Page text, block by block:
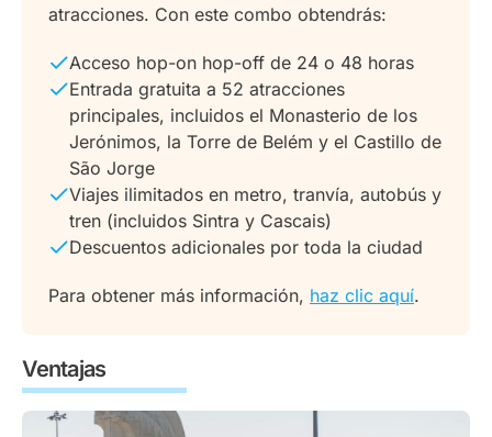
atracciones. Con este combo obtendrás:
Acceso hop-on hop-off de 24 o 48 horas
Entrada gratuita a 52 atracciones
principales, incluidos el Monasterio de los
Jerónimos, la Torre de Belém y el Castillo de
São Jorge
Viajes ilimitados en metro, tranvía, autobús y
tren (incluidos Sintra y Cascais)
Descuentos adicionales por toda la ciudad
Para obtener más información, haz clic aquí.
Ventajas